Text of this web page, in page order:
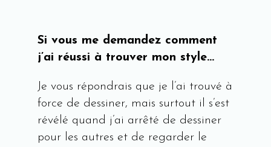
Si vous me demandez comment
j’ai réussi à trouver mon style…
Je vous répondrais que je l’ai trouvé à
force de dessiner, mais surtout il s’est
révélé quand j’ai arrêté de dessiner
pour les autres et de regarder le